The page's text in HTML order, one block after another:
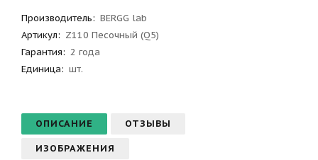
Производитель: BERGG lab
Артикул: Z110 Песочный (Q5)
Гарантия: 2 года
Единица: шт.
ОПИСАНИЕ ОТЗЫВЫ
ИЗОБРАЖЕНИЯ